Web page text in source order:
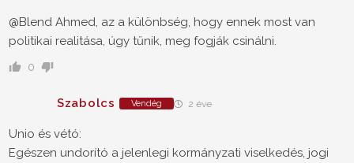
@Blend Ahmed, az a különbség, hogy ennek most van
politikai realitása, úgy tűnik, meg fogják csinálni.
0
Szabolcs Vendég 2 éve
Unio és vétó:
Egészen undorító a jelenlegi kormányzati viselkedés, jogi